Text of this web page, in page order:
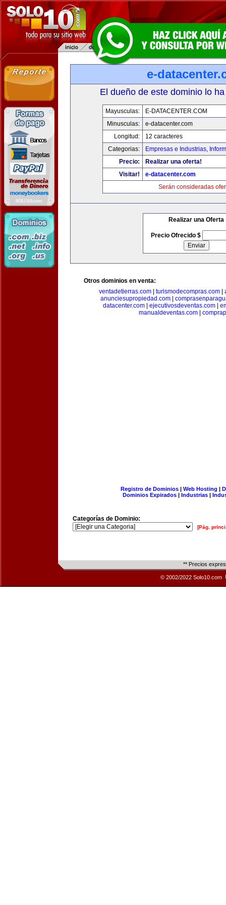
e-
El dueño de este dominio lo
Mayusculas:
E-DATACENTER.COM
Minusculas:
e-datacenter.com
Longitud:
12 caracteres
Categorias:
Empresas e Industrias,
Precio:
Realizar una oferta!
Visitar!
e-datacenter.com
Serán consideradas
Realizar una Oferta
Precio Ofrecido $
Otros dominios en venta:
ventadetierras.com
turismodecompras.com
anunciesupropiedad.com|
datacenter.com
ejecutivosdeventas.com
manualdeventas.com|
Registro de Dominios| Web Hosting |
Dominios Expirados | Industrias |
Categorías de Dominio:
[Pág.
** Precios
© 2002/2022 Solo10.com